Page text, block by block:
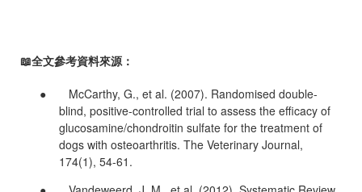
📖全文參考資料來源：
● McCarthy, G., et al. (2007). Randomised double-
blind, positive-controlled trial to assess the efficacy of
glucosamine/chondroitin sulfate for the treatment of
dogs with osteoarthritis. The Veterinary Journal,
174(1), 54-61.